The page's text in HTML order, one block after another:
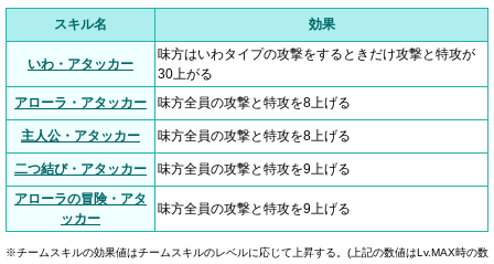
スキル名 効果
いわ・アタッカー
味方はいわタイプの攻撃をするときだけ攻撃と特攻が
30上がる
アローラ・アタッカー
味方全員の攻撃と特攻を8上げる
主人公・アタッカー 味方全員の攻撃と特攻を8上げる
二つ結び・アタッカー
味方全員の攻撃と特攻を9上げる
アローラの冒険・アタ
ッカー
味方全員の攻撃と特攻を9上げる
※チームスキルの効果値はチームスキルのレベルに応じて上昇する。(上記の数値はLv.MAX時の数